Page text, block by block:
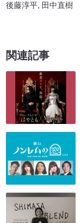
後藤淳平, 田中直樹
関連記事